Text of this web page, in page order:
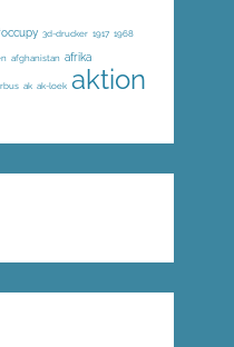
3d-drucker 1917 1968
afghanistan afrika
ak ak-loek aktion